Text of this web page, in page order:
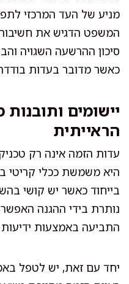
מניע של העד המרכזי
המשפט הדגיש את
סיכון ההרשעה השגויה
כאשר מדובר בעדות
יישומים
הראייתית
עדות הזמה אינה רק
היא משמשת ככלי קריטי
בייחוד כאשר יש קושי
נותרת בידי ההגנה
התביעה באמצעות ידיעות
יחד עם זאת, יש לטפל